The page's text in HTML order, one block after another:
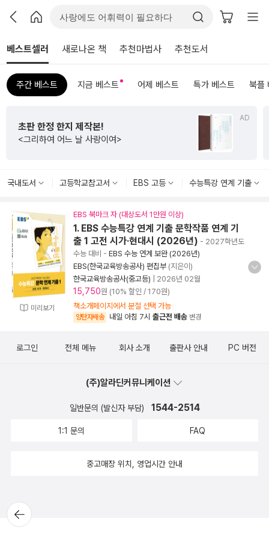
베스트셀러 새로나온 책 추천마법사 추천도서
주간 베스트 지금 베스트 어제 베스트 특가 베스트 북플
AD
초판 한정 한지 제작본!
<그리하여 어느 날 사랑이여>
국내도서 고등학교참고서 EBS 고등 수능특강 연계 기출
미리보기
EBS 북마크 자 (대상도서 1만원 이상)
1. EBS 수능특강 연계 기출 문학작품 연계 기
출 1 고전 시가·현대시 (2026년) - 2027학년도
수능 대비 - EBS 수능 연계 보완 (2026년)
EBS(한국교육방송공사) 편집부 (지은이)
한국교육방송공사(중고등)
2026년 02월
15,750원 (10% 할인 / 170원)
책소개페이지에서 분철 선택 가능
양탄자배송 내일 아침 7시 출근전 배송 변경
뒤로가
기
로그인 전체 메뉴 회사 소개 출판사 안내 PC 버전
(주)알라딘커뮤니케이션
일반문의 (발신자 부담) 1544-2514
1:1 문의 FAQ
중고매장 위치, 영업시간 안내